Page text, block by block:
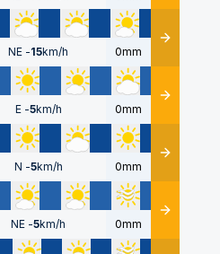
NE -15km/h 0mm Détails
E -5km/h 0mm Détails
N -5km/h 0mm Détails
NE -5km/h 0mm Détails